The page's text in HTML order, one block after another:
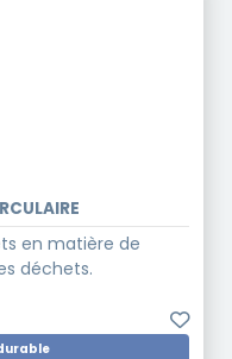
en matière de
déchets.